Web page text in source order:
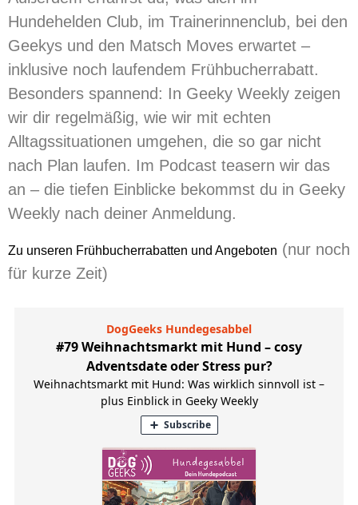
Hundehelden Club, im Trainerinnenclub, bei den
Geekys und den Matsch Moves erwartet –
inklusive noch laufendem Frühbucherrabatt.
Besonders spannend: In Geeky Weekly zeigen
wir dir regelmäßig, wie wir mit echten
Alltagssituationen umgehen, die so gar nicht
nach Plan laufen. Im Podcast teasern wir das
an – die tiefen Einblicke bekommst du in Geeky
Weekly nach deiner Anmeldung.
Zu unseren Frühbucherrabatten und Angeboten (nur noch
für kurze Zeit)